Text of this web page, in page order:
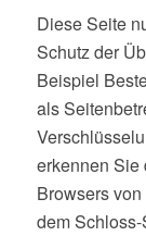
Diese Seite
Schutz der
Beispiel
als
erkennen Sie
Browsers von
dem